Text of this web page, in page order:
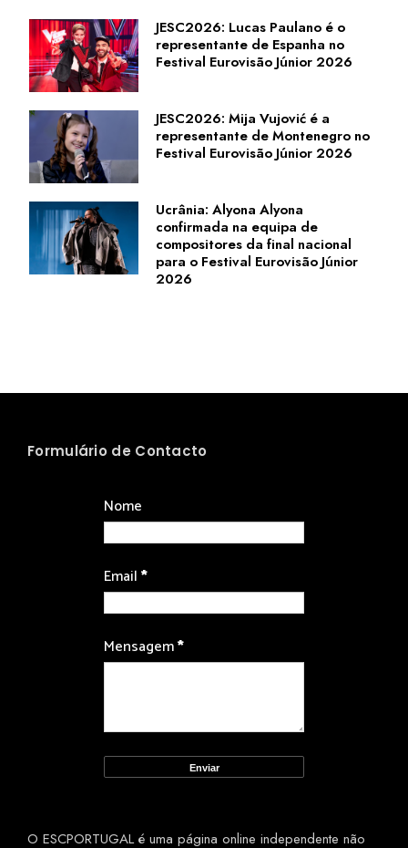
JESC2026: Lucas Paulano é o
representante de Espanha no
Festival Eurovisão Júnior 2026
JESC2026: Mija Vujović é a
representante de Montenegro no
Festival Eurovisão Júnior 2026
Ucrânia: Alyona Alyona
confirmada na equipa de
compositores da final nacional
para o Festival Eurovisão Júnior
2026
Formulário de Contacto
Nome
Email*
Mensagem*
O ESCPORTUGAL é uma página online independente não